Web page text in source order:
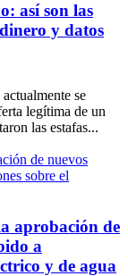
así son las
y datos
se
legítima de un
las estafas...
aprobación de
a
y de agua